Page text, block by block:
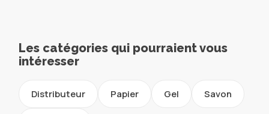
Les catégories qui pourraient vous
intéresser
Distributeur Papier Gel Savon